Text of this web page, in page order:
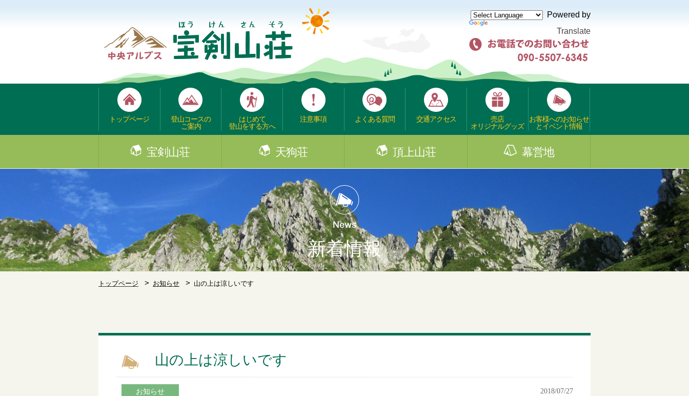
Powered by
Translate
トップページ
登山コースの
ご案内
はじめて
登山をする方へ
注意事項 よくある質問 交通アクセス
売店
オリジナルグッズ
お客様へのお知らせ
とイベント情報
宝剣山荘 天狗荘 頂上山荘 幕営地
新着情報
トップページ お知らせ 山の上は涼しいです
山の上は涼しいです
2018/07/27
お知らせ